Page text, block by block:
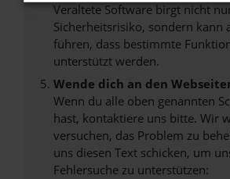
Veraltete Software birgt nicht
Sicherheitsrisiko, sondern kann
führen, dass bestimmte
unterstützt werden.
Wende dich an den
Wenn du alle oben genannten
hast, kontaktiere uns bitte. Wir
versuchen, das Problem zu
uns diesen Text schicken, um
Fehlersuche zu unterstützen: